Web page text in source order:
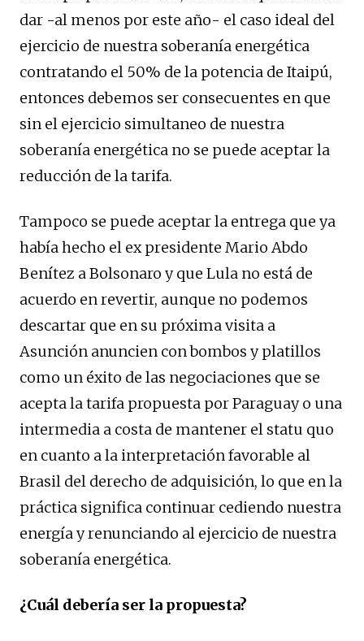
dar -al menos por este año- el caso ideal del
ejercicio de nuestra soberanía energética
contratando el 50% de la potencia de Itaipú,
entonces debemos ser consecuentes en que
sin el ejercicio simultaneo de nuestra
soberanía energética no se puede aceptar la
reducción de la tarifa.
Tampoco se puede aceptar la entrega que ya
había hecho el ex presidente Mario Abdo
Benítez a Bolsonaro y que Lula no está de
acuerdo en revertir, aunque no podemos
descartar que en su próxima visita a
Asunción anuncien con bombos y platillos
como un éxito de las negociaciones que se
acepta la tarifa propuesta por Paraguay o una
intermedia a costa de mantener el statu quo
en cuanto a la interpretación favorable al
Brasil del derecho de adquisición, lo que en la
práctica significa continuar cediendo nuestra
energía y renunciando al ejercicio de nuestra
soberanía energética.
¿Cuál debería ser la propuesta?